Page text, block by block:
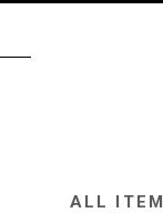
ALL ITEM
ALL ITEM